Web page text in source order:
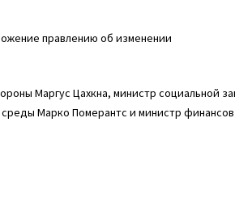
правлению об изменении
Маргус Цахкна, министр социальной
Марко Померантс и министр